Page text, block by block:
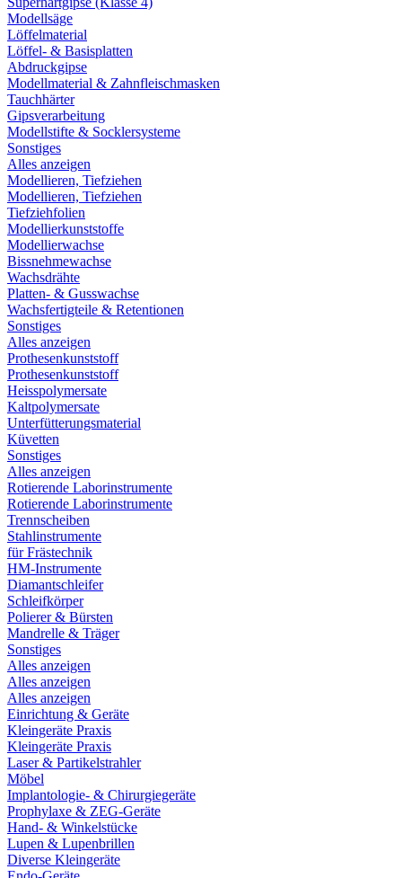
Modellsäge
Löffelmaterial
Löffel- & Basisplatten
Abdruckgipse
Modellmaterial & Zahnfleischmasken
Tauchhärter
Gipsverarbeitung
Modellstifte & Socklersysteme
Sonstiges
Alles anzeigen
Modellieren, Tiefziehen
Modellieren, Tiefziehen
Tiefziehfolien
Modellierkunststoffe
Modellierwachse
Bissnehmewachse
Wachsdrähte
Platten- & Gusswachse
Wachsfertigteile & Retentionen
Sonstiges
Alles anzeigen
Prothesenkunststoff
Prothesenkunststoff
Heisspolymersate
Kaltpolymersate
Unterfütterungsmaterial
Küvetten
Sonstiges
Alles anzeigen
Rotierende Laborinstrumente
Rotierende Laborinstrumente
Trennscheiben
Stahlinstrumente
für Frästechnik
HM-Instrumente
Diamantschleifer
Schleifkörper
Polierer & Bürsten
Mandrelle & Träger
Sonstiges
Alles anzeigen
Alles anzeigen
Alles anzeigen
Einrichtung & Geräte
Kleingeräte Praxis
Kleingeräte Praxis
Laser & Partikelstrahler
Möbel
Implantologie- & Chirurgiegeräte
Prophylaxe & ZEG-Geräte
Hand- & Winkelstücke
Lupen & Lupenbrillen
Diverse Kleingeräte